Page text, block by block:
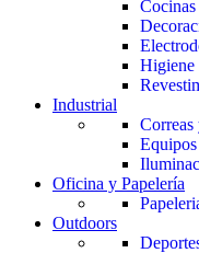
Cocinas
Higiene
Industrial
Correas
Oficina y Papelería
Outdoors